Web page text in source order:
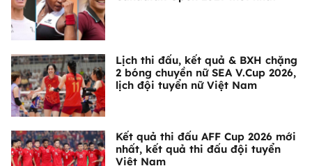
Lịch thi đấu, kết quả & BXH chặng
2 bóng chuyền nữ SEA V.Cup 2026,
lịch đội tuyển nữ Việt Nam
Kết quả thi đấu AFF Cup 2026 mới
nhất, kết quả thi đấu đội tuyển
Việt Nam